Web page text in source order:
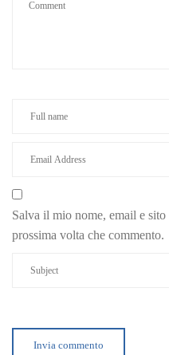
Salva il mio nome, email e
prossima volta che commento.